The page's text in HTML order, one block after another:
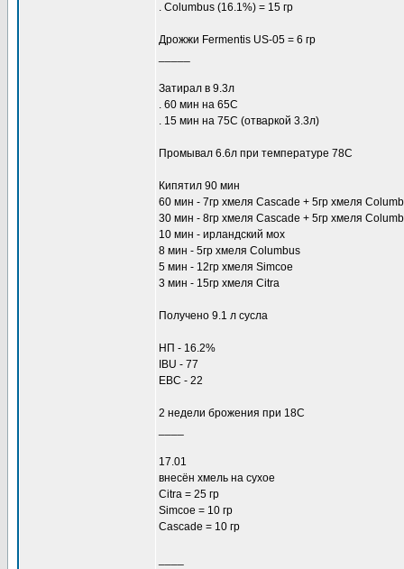
. Columbus (16.1%) = 15 гр
Дрожжи Fermentis US-05 = 6 гр
Затирал в 9.3л
. 60 мин на 65С
. 15 мин на 75С (отваркой 3.3л)
Промывал 6.6л при температуре 78C
Кипятил 90 мин
60 мин - 7гр хмеля Cascade + 5гр хмеля
30 мин - 8гр хмеля Cascade + 5гр хмеля
10 мин - ирландский мох
8 мин - 5гр хмеля Columbus
5 мин - 12гр хмеля Simcoe
3 мин - 15гр хмеля Citra
Получено 9.1 л сусла
НП - 16.2%
IBU - 77
EBC - 22
2 недели брожения при 18С
17.01
внесён хмель на сухое
Citra = 25 гр
Simcoe = 10 гр
Cascade = 10 гр